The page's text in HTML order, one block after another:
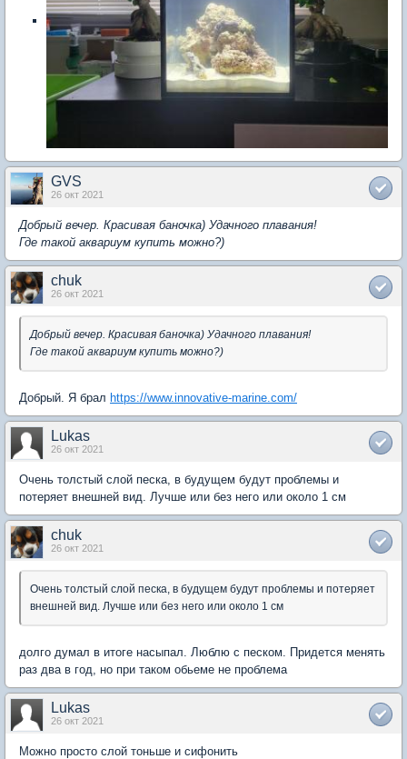
GVS
26 окт 2021
Добрый вечер. Красивая баночка) Удачного плавания!
Где такой аквариум купить можно?)
chuk
26 окт 2021
Добрый вечер. Красивая баночка) Удачного плавания!
Где такой аквариум купить можно?)
Добрый. Я брал https://www.innovative-marine.com/
Lukas
26 окт 2021
Очень толстый слой песка, в будущем будут проблемы и
потеряет внешней вид. Лучше или без него или около 1 см
chuk
26 окт 2021
Очень толстый слой песка, в будущем будут проблемы и потеряет
внешней вид. Лучше или без него или около 1 см
долго думал в итоге насыпал. Люблю с песком. Придется менять
раз два в год, но при таком обьеме не проблема
Lukas
26 окт 2021
Можно просто слой тоньше и сифонить